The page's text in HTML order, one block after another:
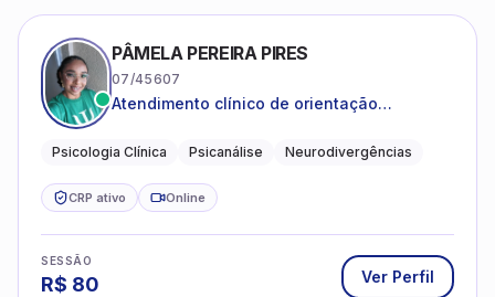
PÂMELA PEREIRA PIRES
07/45607
Atendimento clínico de orientação
crianças neurotípicas
Psicologia Clínica Psicanálise Neurodivergências
CRP ativo Online
SESSÃO
R$ 80 Ver Perfil